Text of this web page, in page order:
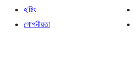
হ’ষ্টিং
গোপনীয়তা